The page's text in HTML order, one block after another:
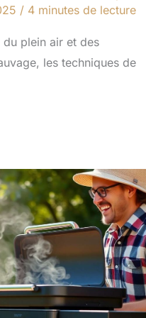
/ 4 minutes de lecture
plein air et des
les techniques de